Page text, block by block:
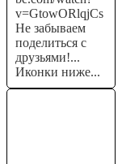
v=GtowORlqjCs
Не забываем
поделиться с
друзьями!...
Иконки ниже...